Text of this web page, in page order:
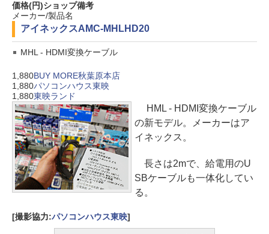
価格(円)ショップ備考
メーカー/製品名
アイネックスAMC-MHLHD20
MHL - HDMI変換ケーブル
1,880BUY MORE秋葉原本店
1,880パソコンハウス東映
1,880東映ランド
HML - HDMI変換ケーブル
の新モデル。メーカーはア
イネックス。
長さは2mで、給電用のU
SBケーブルも一体化してい
る。
[撮影協力:パソコンハウス東映]